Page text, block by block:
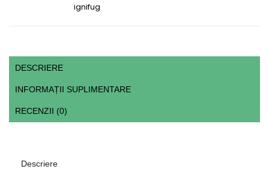
ignifug
DESCRIERE
INFORMAȚII SUPLIMENTARE
RECENZII (0)
Descriere